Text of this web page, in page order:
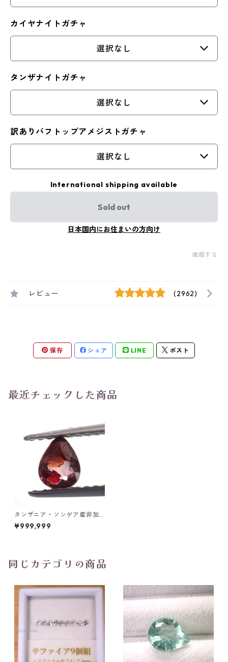
カイヤナイトガチャ
選択なし
タンザナイトガチャ
選択なし
訳ありバフトップアメジストガチャ
選択なし
International shipping available
Sold out
日本国内にお住まいの方向け
通報する
レビュー (2962)
保存 シェア LINE ポスト
最近チェックした商品
タンザニア・ソンゲア産非加
熱サファイア ペアシェイプカ
ットルース 0.36ct 5.0mm*4.
¥999,999
同じカテゴリの商品